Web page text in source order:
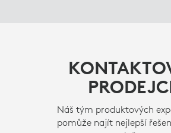
Náš tým produktových
pomůže najít nejlepší